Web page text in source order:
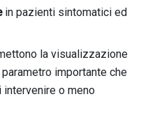
in pazienti sintomatici ed
la visualizzazione
parametro importante che
o meno